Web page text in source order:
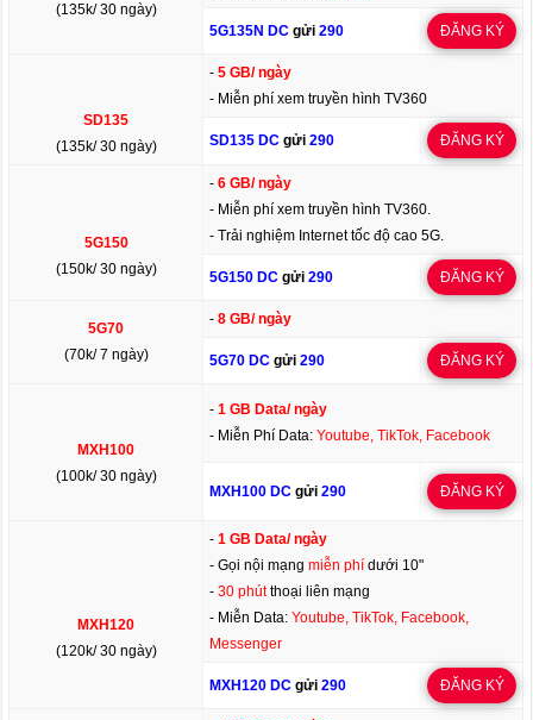
(135k/ 30 ngày)
5G135N DCgửi 290 ĐĂNG KÝ
SD135
(135k/ 30 ngày)
-5 GB/ ngày
- Miễn phí xem truyền hình TV360
SD135 DCgửi 290 ĐĂNG KÝ
5G150
(150k/ 30 ngày)
-6 GB/ ngày
- Miễn phí xem truyền hình TV360.
- Trải nghiệm Internet tốc độ cao 5G.
5G150 DCgửi 290 ĐĂNG KÝ
5G70
(70k/ 7 ngày)
-8 GB/ ngày
5G70 DCgửi 290 ĐĂNG KÝ
MXH100
(100k/ 30 ngày)
-1 GB Data/ ngày
- Miễn Phí Data:Youtube, TikTok, Facebook
MXH100 DCgửi 290 ĐĂNG KÝ
MXH120
(120k/ 30 ngày)
-1 GB Data/ ngày
- Gọi nội mạngmiễn phídưới 10"
-30 phútthoại liên mạng
- Miễn Data:Youtube, TikTok, Facebook,
Messenger
MXH120 DCgửi 290 ĐĂNG KÝ